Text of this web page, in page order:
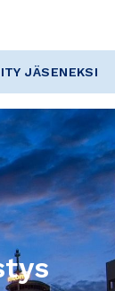
JÄSENEKSI